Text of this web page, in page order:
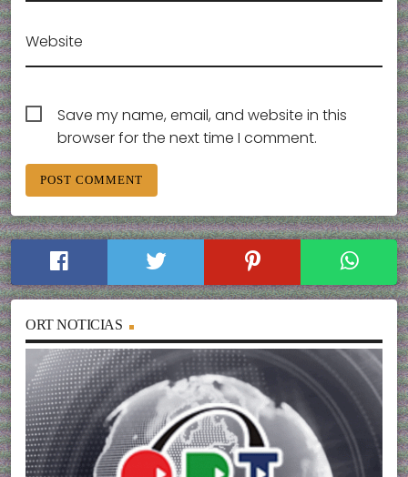
Website
Save my name, email, and website in this
browser for the next time I comment.
ORT NOTICIAS